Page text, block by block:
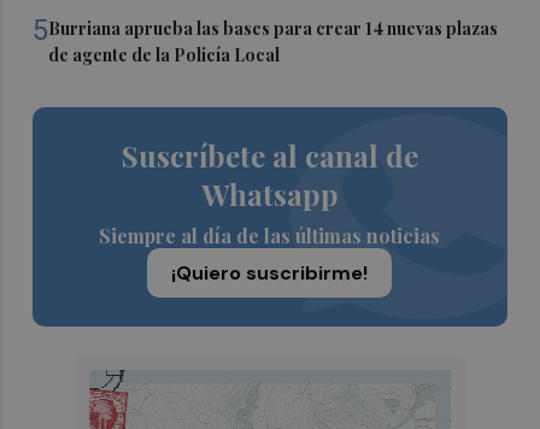
5Burriana aprueba las bases para crear 14 nuevas plazas
de agente de la Policía Local
Suscríbete al canal de
Whatsapp
Siempre al día de las últimas noticias
¡Quiero suscribirme!